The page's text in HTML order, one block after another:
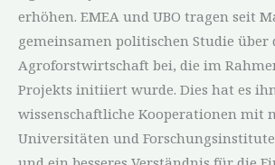
erhöhen. EMEA und UBO tragen seit
gemeinsamen politischen Studie über
Agroforstwirtschaft bei, die im
Projekts initiiert wurde. Dies hat es
wissenschaftliche Kooperationen mit
Universitäten und